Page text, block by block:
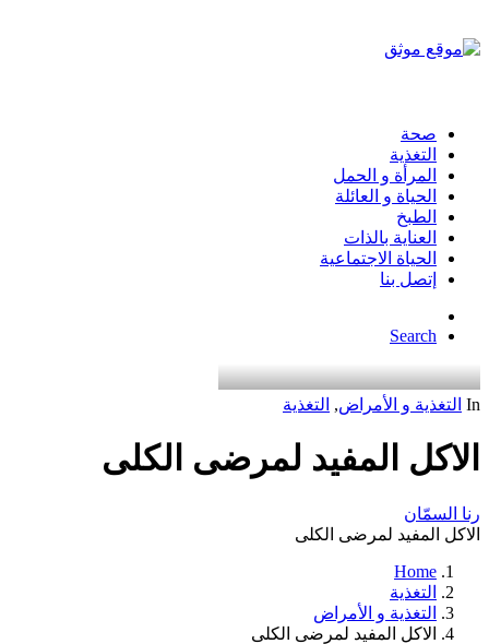
صحة
التغذية
المرأة و الحمل
الحياة و العائلة
الطبخ
العناية بالذات
الحياة الاجتماعية
إتصل بنا
Search
In التغذية و الأمراض, التغذية
الاكل المفيد لمرضى الكلى
رنا السمّان
الاكل المفيد لمرضى الكلى
Home
التغذية
التغذية و الأمراض
الاكل المفيد لمرضى الكلى